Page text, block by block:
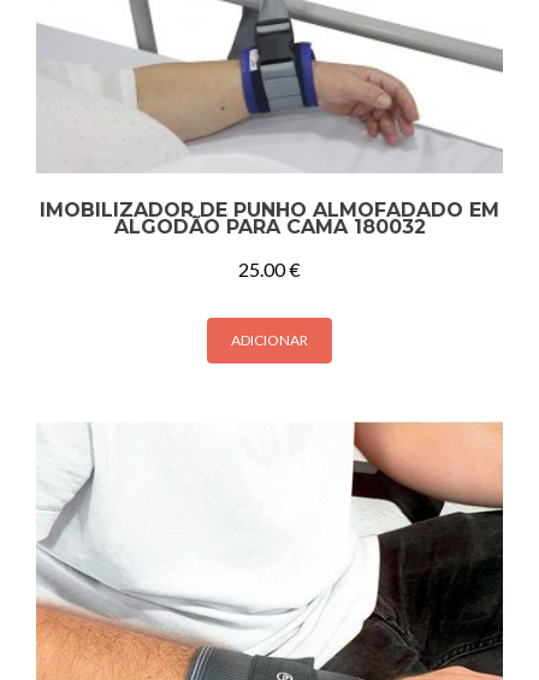
IMOBILIZADOR DE PUNHO ALMOFADADO EM
ALGODÃO PARA CAMA 180032
25.00€
ADICIONAR